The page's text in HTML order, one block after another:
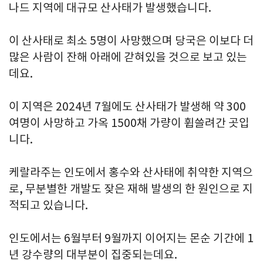
나드 지역에 대규모 산사태가 발생했습니다.
이 산사태로 최소 5명이 사망했으며 당국은 이보다 더
많은 사람이 잔해 아래에 갇혀있을 것으로 보고 있는
데요.
이 지역은 2024년 7월에도 산사태가 발생해 약 300
여명이 사망하고 가옥 1500채 가량이 휩쓸려간 곳입
니다.
케랄라주는 인도에서 홍수와 산사태에 취약한 지역으
로, 무분별한 개발도 잦은 재해 발생의 한 원인으로 지
적되고 있습니다.
인도에서는 6월부터 9월까지 이어지는 몬순 기간에 1
년 강수량의 대부분이 집중되는데요.